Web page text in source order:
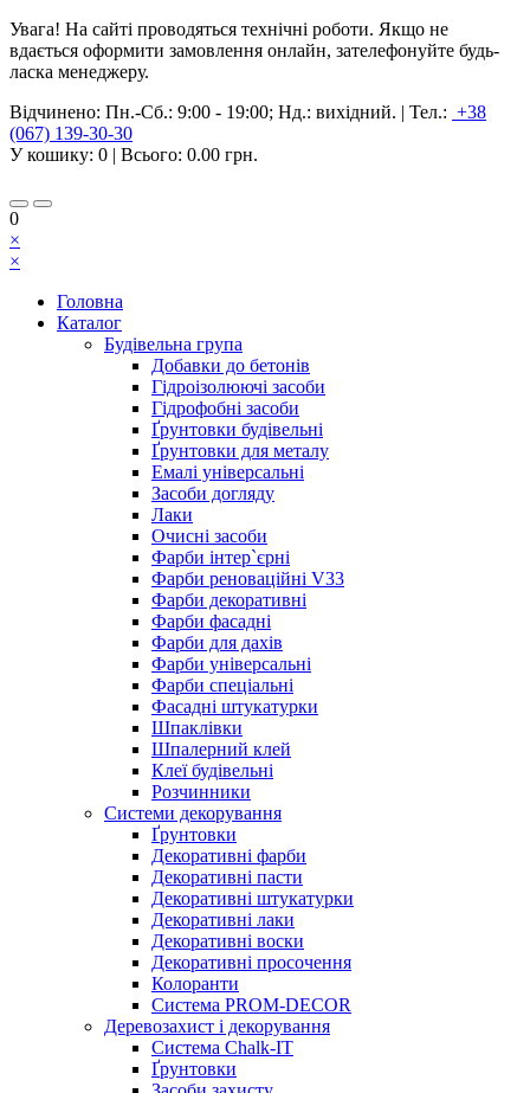
Увага! На сайті проводяться технічні роботи. Якщо не
вдається оформити замовлення онлайн, зателефонуйте будь-
ласка менеджеру.
Відчинено: Пн.-Сб.: 9:00 - 19:00; Нд.: вихідний. | Тел.: +38
(067) 139-30-30
У кошику: 0 | Всього: 0.00 грн.
0
×
×
Головна
Каталог
Будівельна група
Добавки до бетонів
Гідроізолюючі засоби
Гідрофобні засоби
Ґрунтовки будівельні
Ґрунтовки для металу
Емалі універсальні
Засоби догляду
Лаки
Очисні засоби
Фарби інтер`єрні
Фарби реноваційні V33
Фарби декоративні
Фарби фасадні
Фарби для дахів
Фарби універсальні
Фарби спеціальні
Фасадні штукатурки
Шпаклівки
Шпалерний клей
Клеї будівельні
Розчинники
Системи декорування
Ґрунтовки
Декоративні фарби
Декоративні пасти
Декоративні штукатурки
Декоративні лаки
Декоративні воски
Декоративні просочення
Колоранти
Система PROM-DECOR
Деревозахист і декорування
Система Chalk-IT
Ґрунтовки